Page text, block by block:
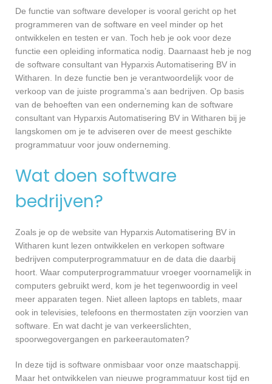
De functie van software developer is vooral gericht op het
programmeren van de software en veel minder op het
ontwikkelen en testen er van. Toch heb je ook voor deze
functie een opleiding informatica nodig. Daarnaast heb je nog
de software consultant van Hyparxis Automatisering BV in
Witharen. In deze functie ben je verantwoordelijk voor de
verkoop van de juiste programma’s aan bedrijven. Op basis
van de behoeften van een onderneming kan de software
consultant van Hyparxis Automatisering BV in Witharen bij je
langskomen om je te adviseren over de meest geschikte
programmatuur voor jouw onderneming.
Wat doen software
bedrijven?
Zoals je op de website van Hyparxis Automatisering BV in
Witharen kunt lezen ontwikkelen en verkopen software
bedrijven computerprogrammatuur en de data die daarbij
hoort. Waar computerprogrammatuur vroeger voornamelijk in
computers gebruikt werd, kom je het tegenwoordig in veel
meer apparaten tegen. Niet alleen laptops en tablets, maar
ook in televisies, telefoons en thermostaten zijn voorzien van
software. En wat dacht je van verkeerslichten,
spoorwegovergangen en parkeerautomaten?
In deze tijd is software onmisbaar voor onze maatschappij.
Maar het ontwikkelen van nieuwe programmatuur kost tijd en